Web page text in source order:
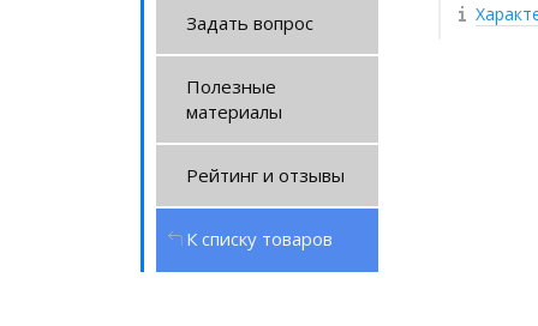
Задать вопрос
Полезные
материалы
Рейтинг и отзывы
К списку товаров